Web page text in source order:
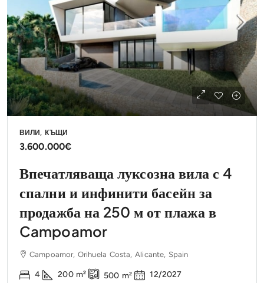
ВИЛИ, КЪЩИ
3.600.000€
Впечатляваща луксозна вила с 4
спални и инфинити басейн за
продажба на 250 м от плажа в
Campoamor
Campoamor, Orihuela Costa, Alicante, Spain
4 200 m² 500 m² 12/2027